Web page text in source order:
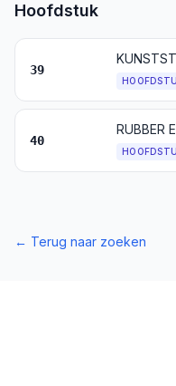
Hoofdstuk
39
40
RUBBER
← Terug naar zoeken